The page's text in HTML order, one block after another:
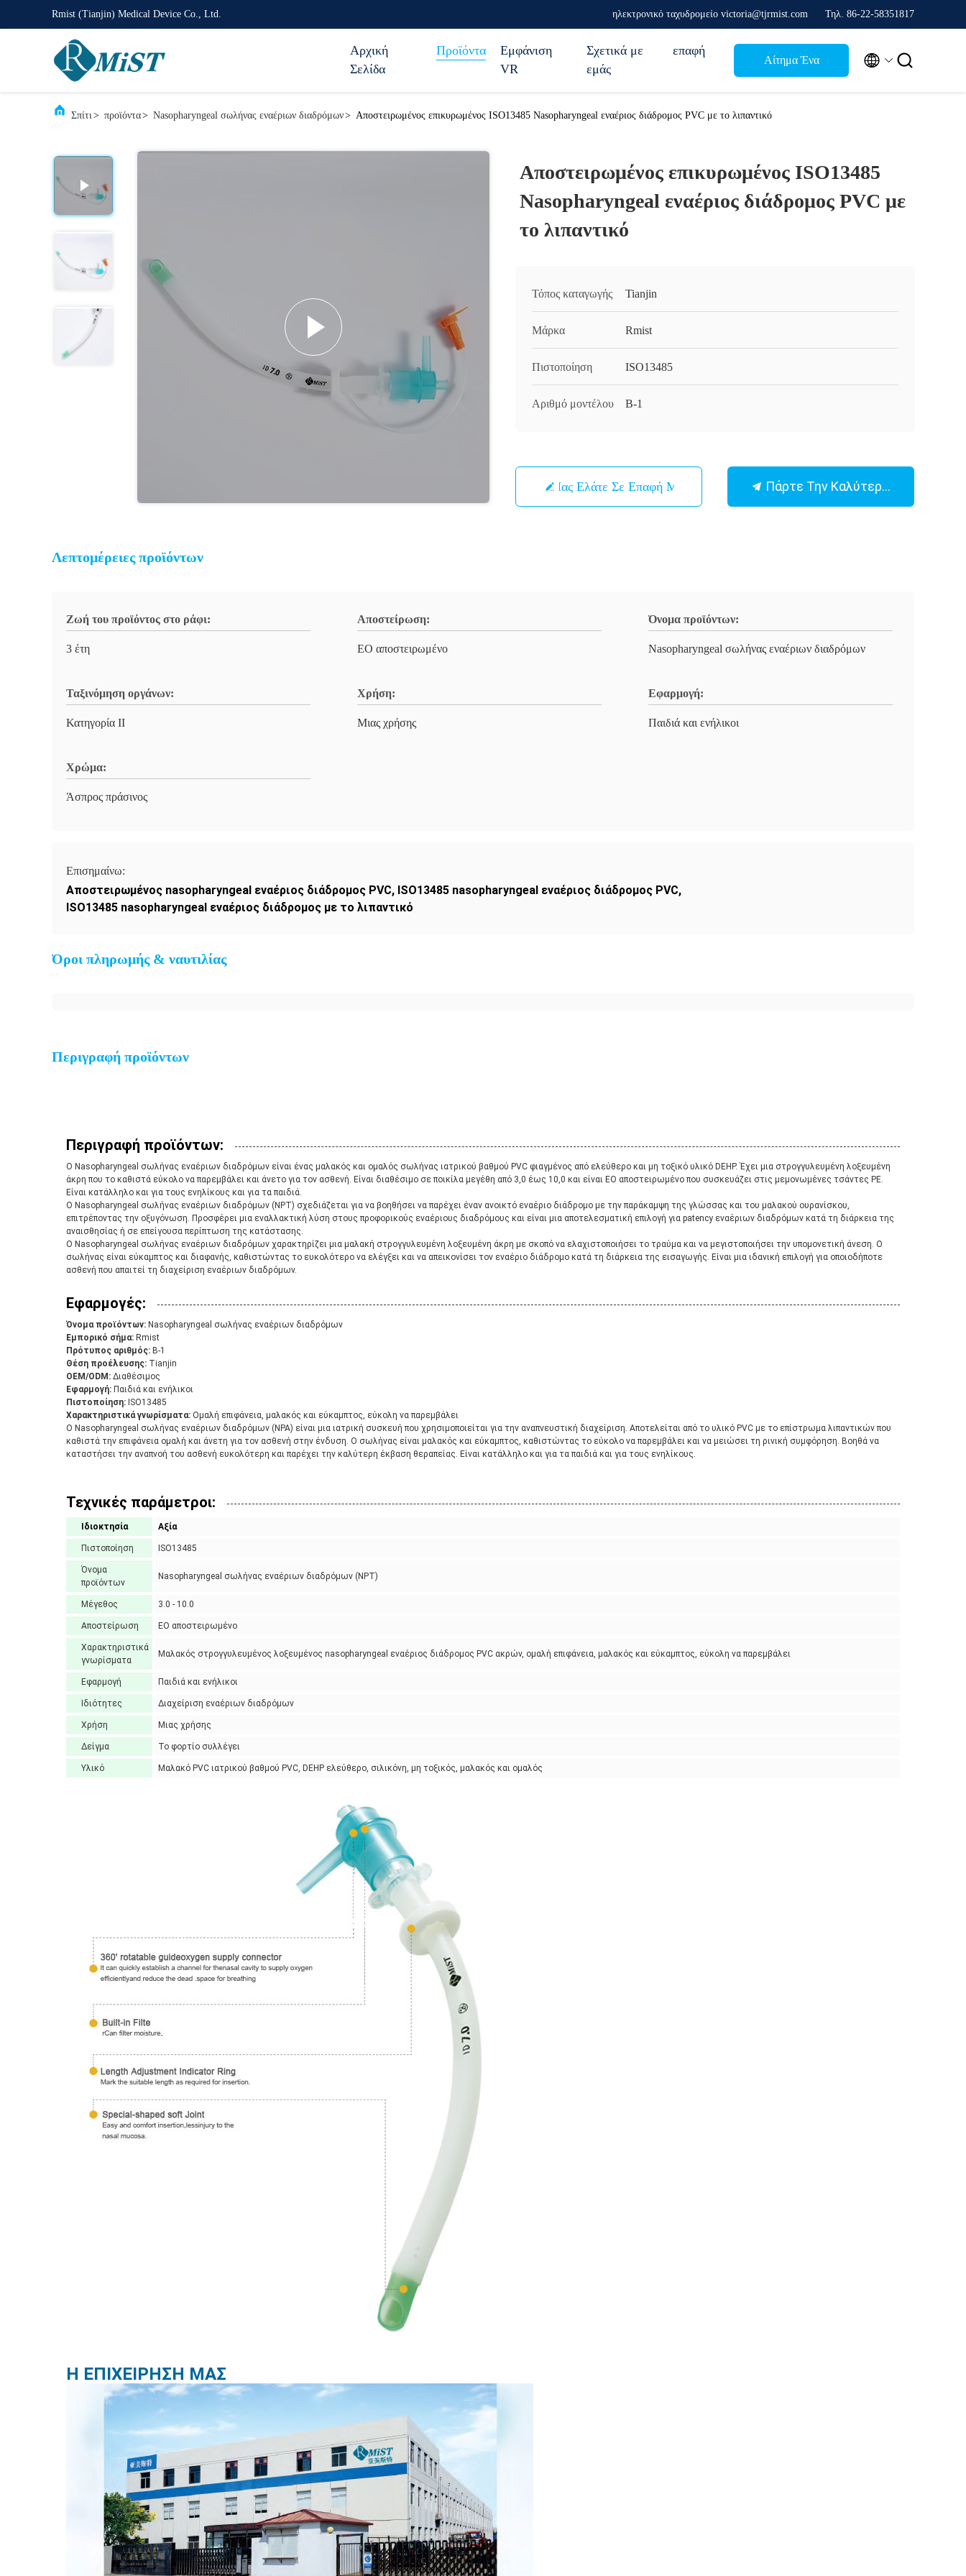
Rmist (Tianjin) Medical Device Co., Ltd. ηλεκτρονικό ταχυδρομείο victoria@tjrmist.com Τηλ. 86-22-58351817
Αρχική
Σελίδα
Προϊόντα
Εμφάνιση
VR
Σχετικά με
εμάς
επαφή
Αίτημα Ένα  
Σπίτι> προϊόντα> Nasopharyngeal σωλήνας εναέριων διαδρόμων> Αποστειρωμένος επικυρωμένος ISO13485 Nasopharyngeal εναέριος διάδρομος PVC με το λιπαντικό
Αποστειρωμένος επικυρωμένος ISO13485
Nasopharyngeal εναέριος διάδρομος PVC με
το λιπαντικό
Τόπος καταγωγής Tianjin
Μάρκα Rmist
Πιστοποίηση ISO13485
Αριθμό μοντέλου Β-1
Μας Ελάτε Σε Επαφή Με Πάρτε Την Καλύτερη Τιμή
Λεπτομέρειες προϊόντων
Ζωή του προϊόντος στο ράφι:
3 έτη
Αποστείρωση:
EO αποστειρωμένο
Όνομα προϊόντων:
Nasopharyngeal σωλήνας εναέριων διαδρόμων
Ταξινόμηση οργάνων:
Κατηγορία ΙΙ
Χρήση:
Μιας χρήσης
Εφαρμογή:
Παιδιά και ενήλικοι
Χρώμα:
Άσπρος πράσινος
Επισημαίνω:
Αποστειρωμένος nasopharyngeal εναέριος διάδρομος PVC, ISO13485 nasopharyngeal εναέριος διάδρομος PVC,
ISO13485 nasopharyngeal εναέριος διάδρομος με το λιπαντικό
Όροι πληρωμής & ναυτιλίας
Περιγραφή προϊόντων
Περιγραφή προϊόντων:
Ο Nasopharyngeal σωλήνας εναέριων διαδρόμων είναι ένας μαλακός και ομαλός σωλήνας ιατρικού βαθμού PVC φιαγμένος από ελεύθερο και μη τοξικό υλικό DEHP. Έχει μια στρογγυλευμένη λοξευμένη
άκρη που το καθιστά εύκολο να παρεμβάλει και άνετο για τον ασθενή. Είναι διαθέσιμο σε ποικίλα μεγέθη από 3,0 έως 10,0 και είναι EO αποστειρωμένο που συσκευάζει στις μεμονωμένες τσάντες PE.
Είναι κατάλληλο και για τους ενηλίκους και για τα παιδιά.
Ο Nasopharyngeal σωλήνας εναέριων διαδρόμων (NPT) σχεδιάζεται για να βοηθήσει να παρέχει έναν ανοικτό εναέριο διάδρομο με την παράκαμψη της γλώσσας και του μαλακού ουρανίσκου,
επιτρέποντας την οξυγόνωση. Προσφέρει μια εναλλακτική λύση στους προφορικούς εναέριους διαδρόμους και είναι μια αποτελεσματική επιλογή για patency εναέριων διαδρόμων κατά τη διάρκεια της
αναισθησίας ή σε επείγουσα περίπτωση της κατάστασης.
Ο Nasopharyngeal σωλήνας εναέριων διαδρόμων χαρακτηρίζει μια μαλακή στρογγυλευμένη λοξευμένη άκρη με σκοπό να ελαχιστοποιήσει το τραύμα και να μεγιστοποιήσει την υπομονετική άνεση. Ο
σωλήνας είναι εύκαμπτος και διαφανής, καθιστώντας το ευκολότερο να ελέγξει και να απεικονίσει τον εναέριο διάδρομο κατά τη διάρκεια της εισαγωγής. Είναι μια ιδανική επιλογή για οποιοδήποτε
ασθενή που απαιτεί τη διαχείριση εναέριων διαδρόμων.
Εφαρμογές:
Όνομα προϊόντων: Nasopharyngeal σωλήνας εναέριων διαδρόμων
Εμπορικό σήμα: Rmist
Πρότυπος αριθμός: Β-1
Θέση προέλευσης: Tianjin
OEM/ODM: Διαθέσιμος
Εφαρμογή: Παιδιά και ενήλικοι
Πιστοποίηση: ISO13485
Χαρακτηριστικά γνωρίσματα: Ομαλή επιφάνεια, μαλακός και εύκαμπτος, εύκολη να παρεμβάλει
Ο Nasopharyngeal σωλήνας εναέριων διαδρόμων (NPA) είναι μια ιατρική συσκευή που χρησιμοποιείται για την αναπνευστική διαχείριση. Αποτελείται από το υλικό PVC με το επίστρωμα λιπαντικών που
καθιστά την επιφάνεια ομαλή και άνετη για τον ασθενή στην ένδυση. Ο σωλήνας είναι μαλακός και εύκαμπτος, καθιστώντας το εύκολο να παρεμβάλει και να μειώσει τη ρινική συμφόρηση. Βοηθά να
καταστήσει την αναπνοή του ασθενή ευκολότερη και παρέχει την καλύτερη έκβαση θεραπείας. Είναι κατάλληλο και για τα παιδιά και για τους ενηλίκους.
Τεχνικές παράμετροι:
Ιδιοκτησία Αξία
Πιστοποίηση ISO13485
Όνομα
προϊόντων
Nasopharyngeal σωλήνας εναέριων διαδρόμων (NPT)
Μέγεθος 3.0 - 10.0
Αποστείρωση EO αποστειρωμένο
Χαρακτηριστικά
γνωρίσματα
Μαλακός στρογγυλευμένος λοξευμένος nasopharyngeal εναέριος διάδρομος PVC ακρών, ομαλή επιφάνεια, μαλακός και εύκαμπτος, εύκολη να παρεμβάλει
Εφαρμογή Παιδιά και ενήλικοι
Ιδιότητες Διαχείριση εναέριων διαδρόμων
Χρήση Μιας χρήσης
Δείγμα Το φορτίο συλλέγει
Υλικό Μαλακό PVC ιατρικού βαθμού PVC, DEHP ελεύθερο, σιλικόνη, μη τοξικός, μαλακός και ομαλός
Η ΕΠΙΧΕΙΡΗΣΗ ΜΑΣ